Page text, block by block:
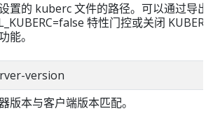
置的 kuberc 文件的路径。可以通过导出
特性门控或关闭
能。
version
版本与客户端版本匹配。